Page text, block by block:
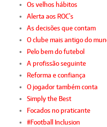
Os velhos hábitos
Alerta aos ROC`s
As decisões que contam
O clube mais antigo do
Pelo bem do futebol
A profissão seguinte
Reforma e confiança
O jogador também conta
Simply the Best
Focados no praticante
#Football Inclusion